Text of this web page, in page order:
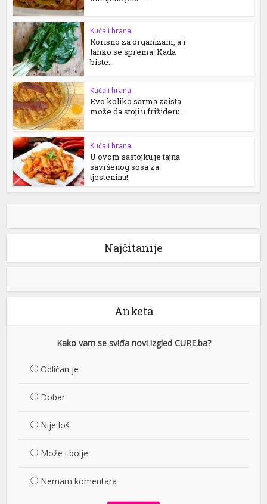
Kuća i hrana
Korisno za organizam, a i
lahko se sprema: Kada
biste...
Kuća i hrana
Evo koliko sarma zaista
može da stoji u frižideru...
Kuća i hrana
U ovom sastojku je tajna
savršenog sosa za
tjesteninu!
Najčitanije
Anketa
Kako vam se sviđa novi izgled CURE.ba?
Odličan je
Dobar
Nije loš
Može i bolje
Nemam komentara